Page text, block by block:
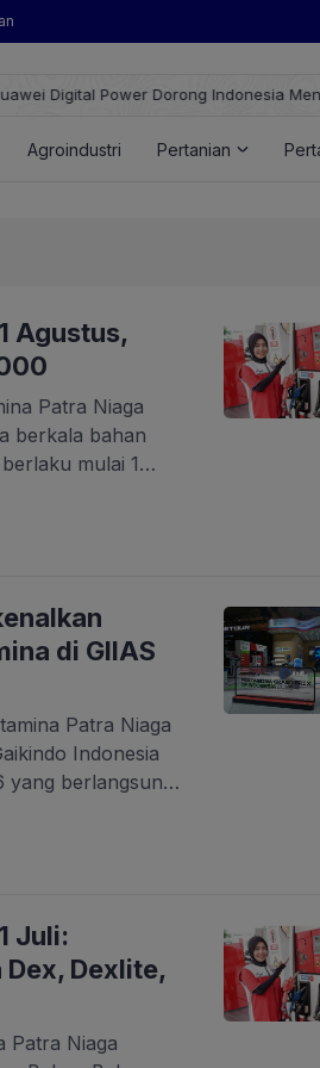
Digital Power Dorong Indonesia
Agroindustri Pertanian
Agustus,
Patra Niaga
berkala bahan
mulai 1
mengikuti
tetap
mendukung
Kitty Andhora,
BBM
di GIIAS
Patra Niaga
Indonesia
yang berlangsung
Tangerang.
di Hall 2
beragam
Juli:
Dexlite,
Patra Niaga